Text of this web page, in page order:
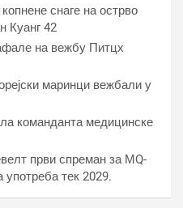
снаге на острво
Куанг 42
на вежбу Питцх
маринци вежбали у
команданта медицинске
први спреман за МQ-
употреба тек 2029.